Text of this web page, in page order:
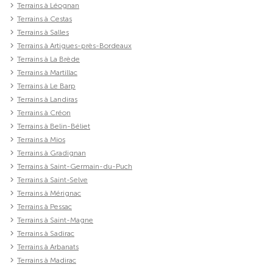
Terrains à Léognan
Terrains à Cestas
Terrains à Salles
Terrains à Artigues-près-Bordeaux
Terrains à La Brède
Terrains à Martillac
Terrains à Le Barp
Terrains à Landiras
Terrains à Créon
Terrains à Belin-Béliet
Terrains à Mios
Terrains à Gradignan
Terrains à Saint-Germain-du-Puch
Terrains à Saint-Selve
Terrains à Mérignac
Terrains à Pessac
Terrains à Saint-Magne
Terrains à Sadirac
Terrains à Arbanats
Terrains à Madirac